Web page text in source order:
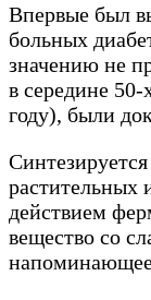
Впервые был
больных
значению не
в середине 50-
году), были
растительных
действием
вещество со